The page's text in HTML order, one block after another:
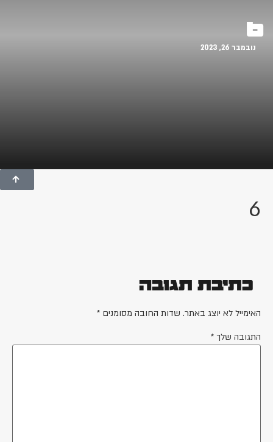
6
נובמבר 26, 2023
6
כתיבת תגובה
האימייל לא יוצג באתר. שדות החובה מסומנים *
התגובה שלך *